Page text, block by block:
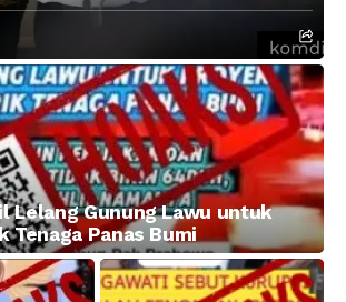
Lelang Gunung Lawu untuk
Tenaga Panas Bumi